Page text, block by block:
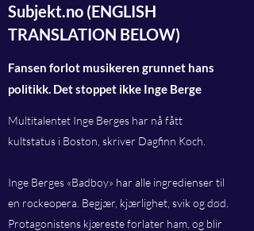
Subjekt.no (ENGLISH
TRANSLATION BELOW)
Fansen forlot musikeren grunnet hans
politikk. Det stoppet ikke Inge Berge
Multitalentet Inge Berges har nå fått
kultstatus i Boston, skriver Dagfinn Koch.
Inge Berges «Badboy» har alle ingredienser til
en rockeopera. Begjær, kjærlighet, svik og død.
Protagonistens kjæreste forlater ham, og blir